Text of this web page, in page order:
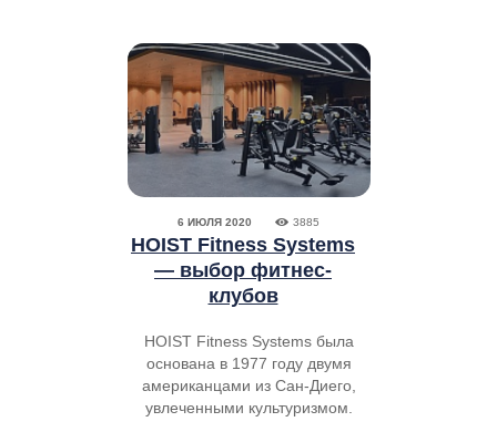
6 ИЮЛЯ 2020 3885
HOIST Fitness Systems
— выбор фитнес-
клубов
HOIST Fitness Systems была
основана в 1977 году двумя
американцами из Сан-Диего,
увлеченными культуризмом.